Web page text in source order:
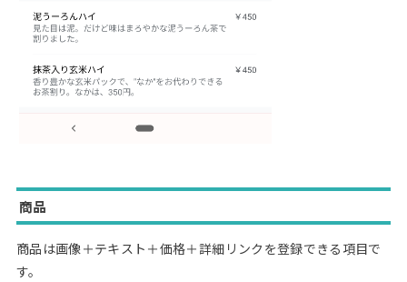
商品
商品は画像＋テキスト＋価格＋詳細リンクを登録できる項目で
す。